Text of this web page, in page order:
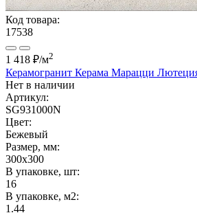
Код товара:
17538
1 418 ₽/м2
Керамогранит Керама Марацци
Нет в наличии
Артикул:
SG931000N
Цвет:
Бежевый
Размер, мм:
300x300
В упаковке, шт:
16
В упаковке, м2:
1.44